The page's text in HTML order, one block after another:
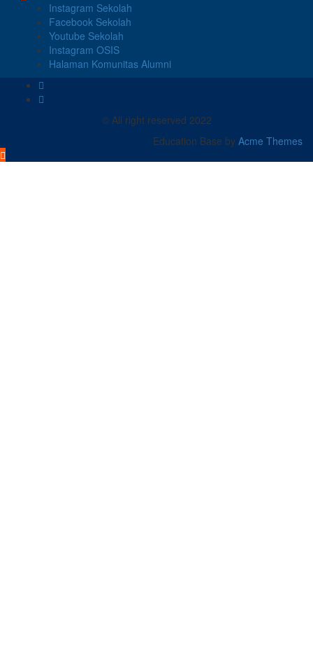
Instagram Sekolah
Facebook Sekolah
Youtube Sekolah
Instagram OSIS
Halaman Komunitas Alumni
© All right reserved 2022
Education Base by Acme Themes